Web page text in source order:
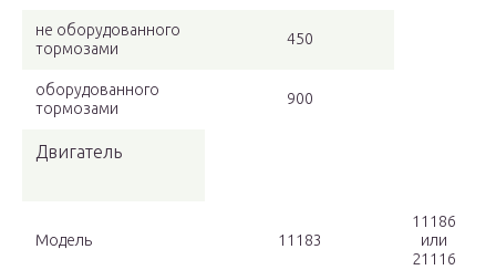
не оборудованного
тормозами
450
оборудованного
тормозами
900
Двигатель
Модель 11183
11186
или
21116